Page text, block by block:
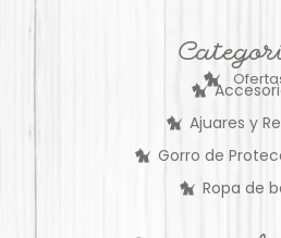
Ajuares y
Gorro de
Ropa de